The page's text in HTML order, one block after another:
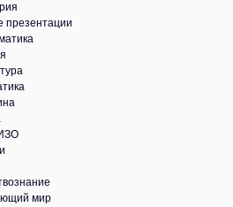
презентации
мир